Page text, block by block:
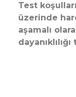
Test
üzerinde
aşamalı